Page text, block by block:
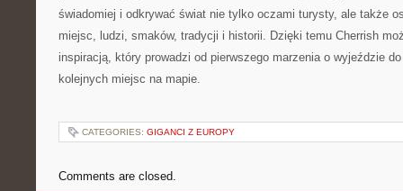
świadomiej i odkrywać świat nie tylko oczami turysty, ale także
miejsc, ludzi, smaków, tradycji i historii. Dzięki temu Cherrish
inspiracją, który prowadzi od pierwszego marzenia o wyjeździe
kolejnych miejsc na mapie.
CATEGORIES: GIGANCI Z EUROPY
Comments are closed.